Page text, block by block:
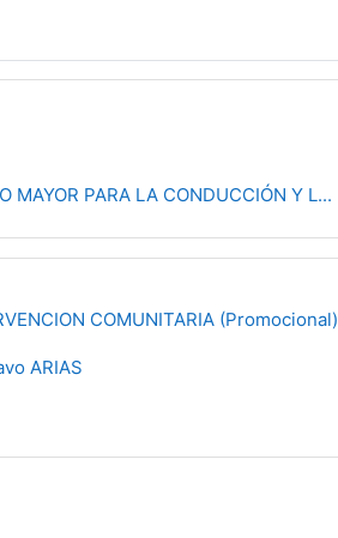
MAYOR PARA LA CONDUCCIÓN Y L...
COMUNITARIA (Promocional)
ARIAS